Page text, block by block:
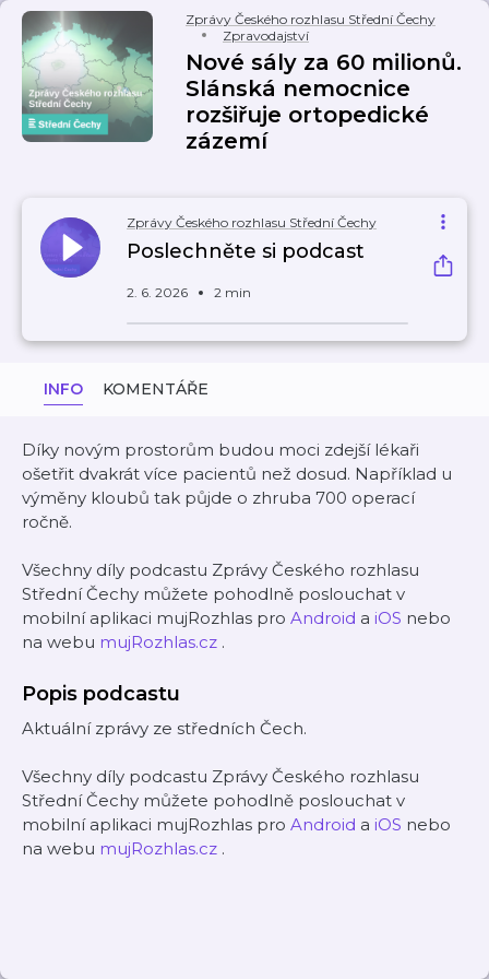
Zprávy Českého rozhlasu Střední Čechy
Zpravodajství
Nové sály za 60 milionů.
Slánská nemocnice
rozšiřuje ortopedické
zázemí
Zprávy Českého rozhlasu Střední Čechy
Poslechněte si podcast
2. 6. 2026 2 min
INFO KOMENTÁŘE
Díky novým prostorům budou moci zdejší lékaři
ošetřit dvakrát více pacientů než dosud. Například u
výměny kloubů tak půjde o zhruba 700 operací
ročně.
Všechny díly podcastu Zprávy Českého rozhlasu
Střední Čechy můžete pohodlně poslouchat v
mobilní aplikaci mujRozhlas pro Android a iOS nebo
na webu mujRozhlas.cz .
Popis podcastu
Aktuální zprávy ze středních Čech.
Všechny díly podcastu Zprávy Českého rozhlasu
Střední Čechy můžete pohodlně poslouchat v
mobilní aplikaci mujRozhlas pro Android a iOS nebo
na webu mujRozhlas.cz .